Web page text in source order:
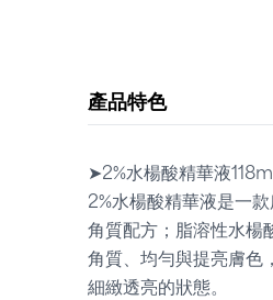
產品特色
➤2%水楊酸精華液
2%水楊酸精華液是一
角質配方；脂溶性水楊
角質、均勻與提亮膚色
細緻透亮的狀態。